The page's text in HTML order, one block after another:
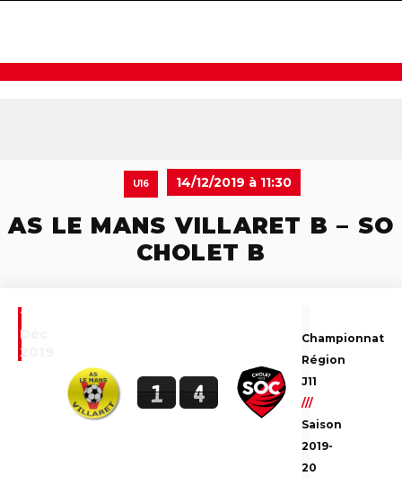
U16 14/12/2019 à 11:30
AS LE MANS VILLARET B – SO
CHOLET B
14
Déc
2019
1 4
Championnat
Région
J11
///
Saison
2019-
20
Emplacement du match :
Stade des